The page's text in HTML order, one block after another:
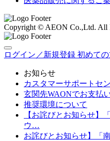
Copyright © AEON Co.,Ltd. All
ログイン／新規登録 初めて
お知らせ
カスタマーサポートセ
玄関先WAONでお支払
推奨環境について
【お詫びとお知らせ】
ウ…
お詫びとお知らせ】「